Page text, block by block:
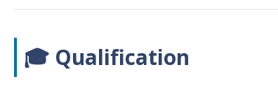
🎓 Qualification